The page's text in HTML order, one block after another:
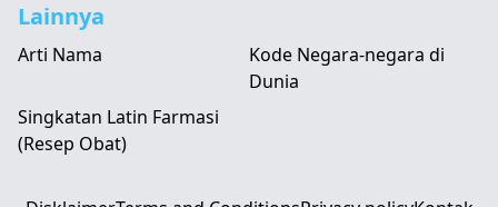
Lainnya
Arti Nama
Kode Negara-negara di
Dunia
Singkatan Latin Farmasi
(Resep Obat)